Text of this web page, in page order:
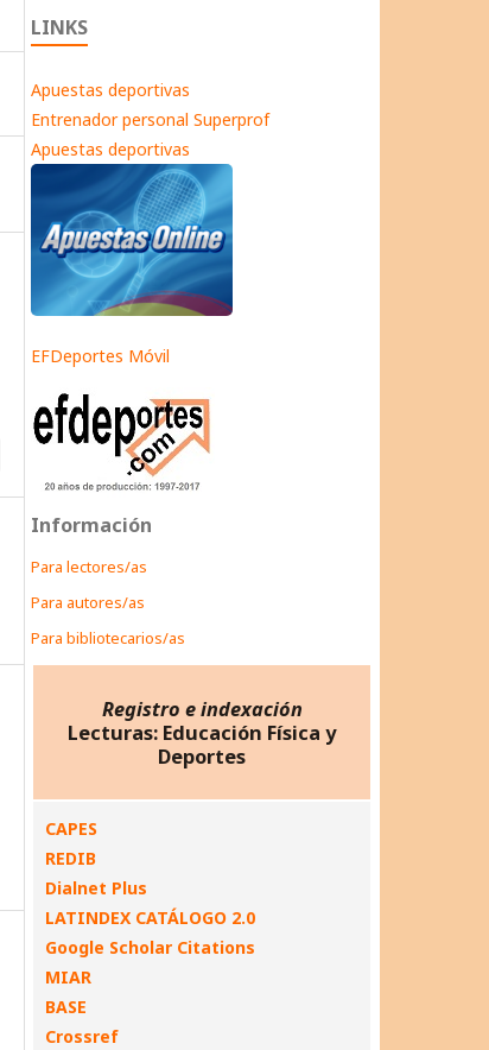
LINKS
Apuestas deportivas
Entrenador personal Superprof
Apuestas deportivas
EFDeportes Móvil
Información
Para lectores/as
Para autores/as
Para bibliotecarios/as
Registro e indexación
Lecturas: Educación Física y
Deportes
CAPES
REDIB
Dialnet Plus
LATINDEX CATÁLOGO 2.0
Google Scholar Citations
MIAR
BASE
Crossref